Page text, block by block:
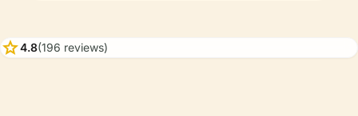
star4.8(196 reviews)